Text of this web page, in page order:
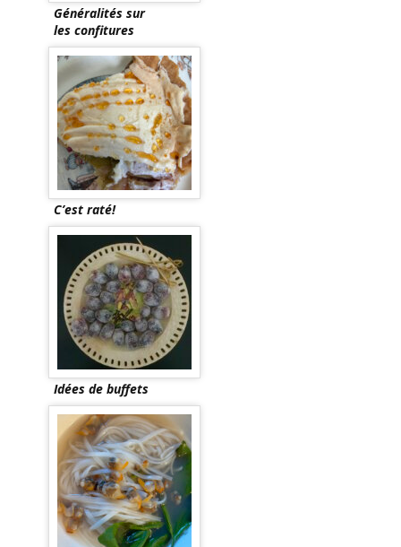
Généralités sur
les confitures
C’est raté!
Idées de buffets